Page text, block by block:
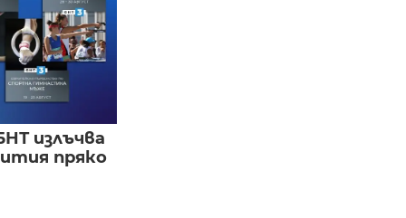
излъчва
пряко